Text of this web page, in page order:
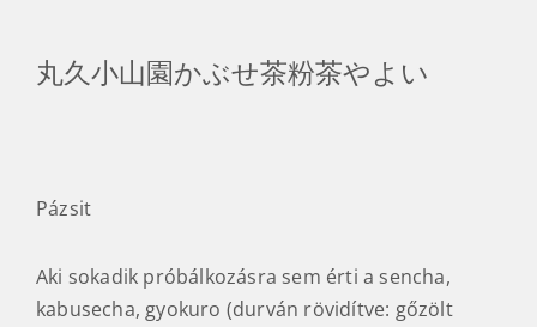
丸久小山園かぶせ茶粉茶やよい
Pázsit
Aki sokadik próbálkozásra sem érti a sencha,
kabusecha, gyokuro (durván rövidítve: gőzölt